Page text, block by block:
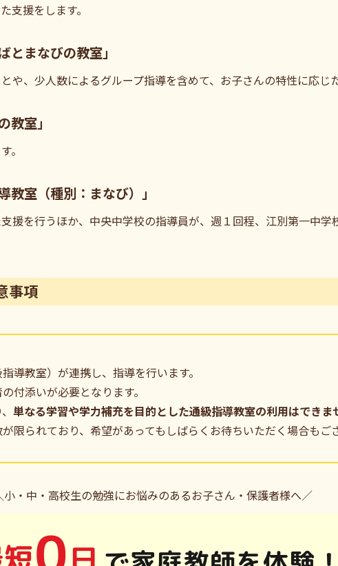
支援をします。
まなびの教室」
や、少人数によるグループ指導を含めて、お子さんの特性に応じ
室」
。
室（種別：まなび）」
援を行うほか、中央中学校の指導員が、週１回程、江別第一中
事項
導教室）が連携し、指導を行います。
付添いが必要となります。
単なる学習や学力補充を目的とした通級指導教室の利用はできま
限られており、希望があってもしばらくお待ちいただく場合もご
小・中・高校生の勉強にお悩みのあるお子さん・保護者様へ／